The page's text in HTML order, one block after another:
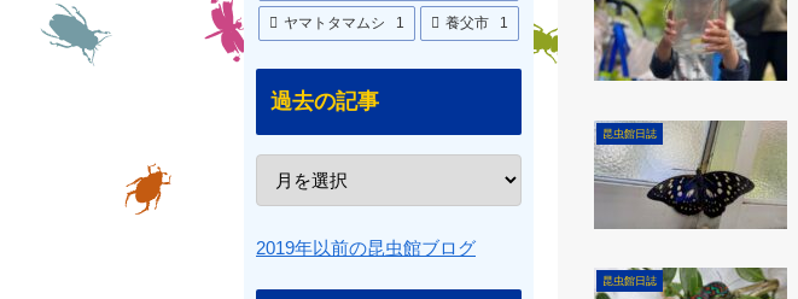
昆虫館日誌
昆虫館日誌
ヤマトタマムシ 1 養父市 1
過去の記事
2019年以前の昆虫館ブログ